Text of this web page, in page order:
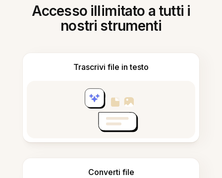
Accesso illimitato a tutti i
nostri strumenti
Trascrivi file in testo
Converti file